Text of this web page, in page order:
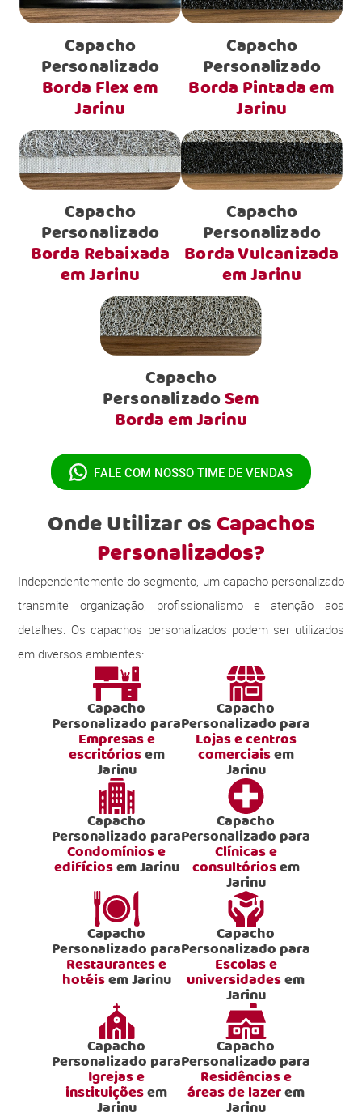
Capacho
Personalizado
Borda Flex em
Jarinu
Capacho
Personalizado
Borda Pintada em
Jarinu
Capacho
Personalizado
Borda Rebaixada
em Jarinu
Capacho
Personalizado
Borda Vulcanizada
em Jarinu
Capacho
PersonalizadoSem
Borda em Jarinu
FALE COM NOSSO TIME DE VENDAS
Onde Utilizar osCapachos
Personalizados?
Independentemente do segmento, um capacho personalizado
transmite organização, profissionalismo e atenção aos
detalhes. Os capachos personalizados podem ser utilizados
em diversos ambientes:
Capacho
Personalizado para
Empresas e
escritóriosem
Jarinu
Capacho
Personalizado para
Lojas e centros
comerciaisem
Jarinu
Capacho
Personalizado para
Condomínios e
edifíciosem Jarinu
Capacho
Personalizado para
Clínicas e
consultóriosem
Jarinu
Capacho
Personalizado para
Restaurantes e
hotéisem Jarinu
Capacho
Personalizado para
Escolas e
universidadesem
Jarinu
Capacho
Personalizado para
Igrejas e
instituiçõesem
Capacho
Personalizado para
Residências e
áreas de lazerem